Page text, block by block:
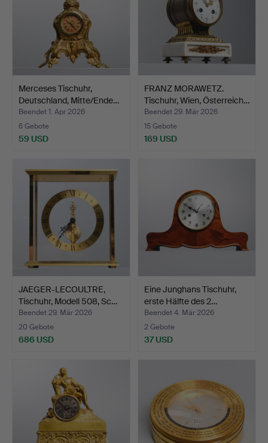
Merceses Tischuhr,
Deutschland, Mitte/Ende…
Beendet 1. Apr 2026
6 Gebote
59 USD
FRANZ MORAWETZ.
Tischuhr, Wien, Österreich…
Beendet 29. Mär 2026
15 Gebote
169 USD
JAEGER-LECOULTRE,
Tischuhr, Modell 508, Sc…
Beendet 29. Mär 2026
20 Gebote
686 USD
Eine Junghans Tischuhr,
erste Hälfte des 2…
Beendet 4. Mär 2026
2 Gebote
37 USD